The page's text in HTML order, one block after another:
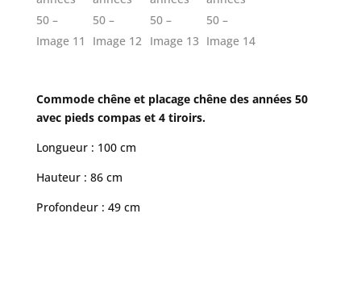
Commode chêne et placage chêne des années 50
avec pieds compas et 4 tiroirs.
Longueur : 100 cm
Hauteur : 86 cm
Profondeur : 49 cm